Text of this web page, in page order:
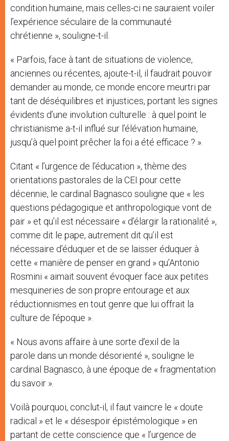
condition humaine, mais celles-ci ne sauraient voiler
l’expérience séculaire de la communauté
chrétienne », souligne-t-il.
« Parfois, face à tant de situations de violence,
anciennes ou récentes, ajoute-t-il, il faudrait pouvoir
demander au monde, ce monde encore meurtri par
tant de déséquilibres et injustices, portant les signes
évidents d’une involution culturelle : à quel point le
christianisme a-t-il influé sur l’élévation humaine,
jusqu’à quel point prêcher la foi a été efficace ? ».
Citant « l’urgence de l’éducation », thème des
orientations pastorales de la CEI pour cette
décennie, le cardinal Bagnasco souligne que « les
questions pédagogique et anthropologique vont de
pair » et qu’il est nécessaire « d’élargir la rationalité »,
comme dit le pape, autrement dit qu’il est
nécessaire d’éduquer et de se laisser éduquer à
cette « manière de penser en grand » qu’Antonio
Rosmini « aimait souvent évoquer face aux petites
mesquineries de son propre entourage et aux
réductionnismes en tout genre que lui offrait la
culture de l’époque ».
« Nous avons affaire à une sorte d’exil de la
parole dans un monde désorienté », souligne le
cardinal Bagnasco, à une époque de « fragmentation
du savoir ».
Voilà pourquoi, conclut-il, il faut vaincre le « doute
radical » et le « désespoir épistémologique » en
partant de cette conscience que « l’urgence de